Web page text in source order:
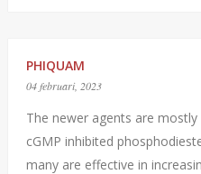
PHIQUAM
04 februari, 2023
The newer agents are
cGMP inhibited
many are effective in